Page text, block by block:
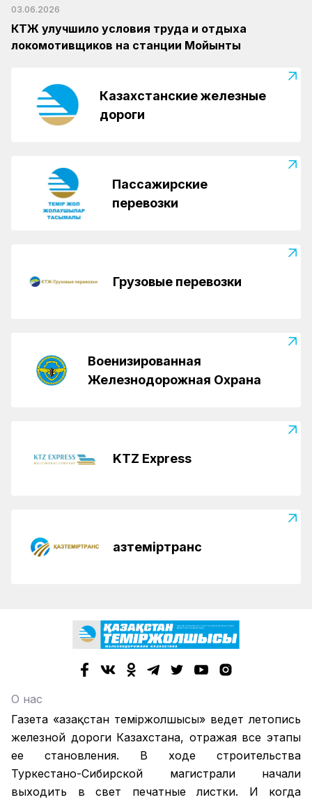
03.06.2026
КТЖ улучшило условия труда и отдыха
локомотивщиков на станции Мойынты
Казахстанские железные
дороги
Пассажирские
перевозки
Грузовые перевозки
Военизированная
Железнодорожная Охрана
KTZ Express
Қазтеміртранс
О нас
Газета «Қазақстан теміржолшысы» ведет летопись
железной дороги Казахстана, отражая все этапы
ее становления. В ходе строительства
Туркестано-Сибирской магистрали начали
выходить в свет печатные листки. И когда